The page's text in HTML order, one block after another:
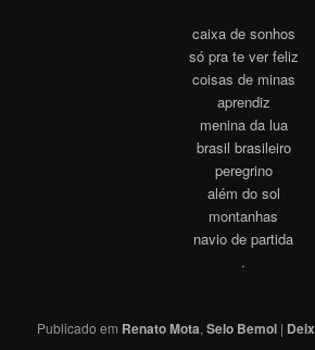
caixa de sonhos
só pra te ver feliz
coisas de minas
aprendiz
menina da lua
brasil brasileiro
peregrino
além do sol
montanhas
navio de partida
.
Publicado em Renato Mota,Selo Bemol |